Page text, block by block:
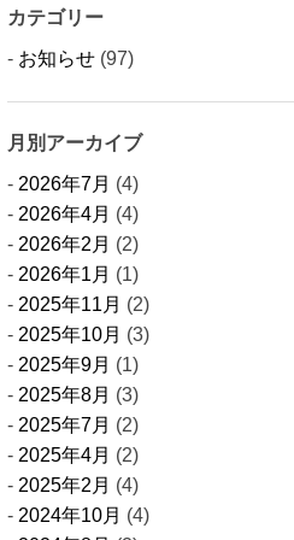
カテゴリー
お知らせ (97)
月別アーカイブ
2026年7月 (4)
2026年4月 (4)
2026年2月 (2)
2026年1月 (1)
2025年11月 (2)
2025年10月 (3)
2025年9月 (1)
2025年8月 (3)
2025年7月 (2)
2025年4月 (2)
2025年2月 (4)
2024年10月 (4)